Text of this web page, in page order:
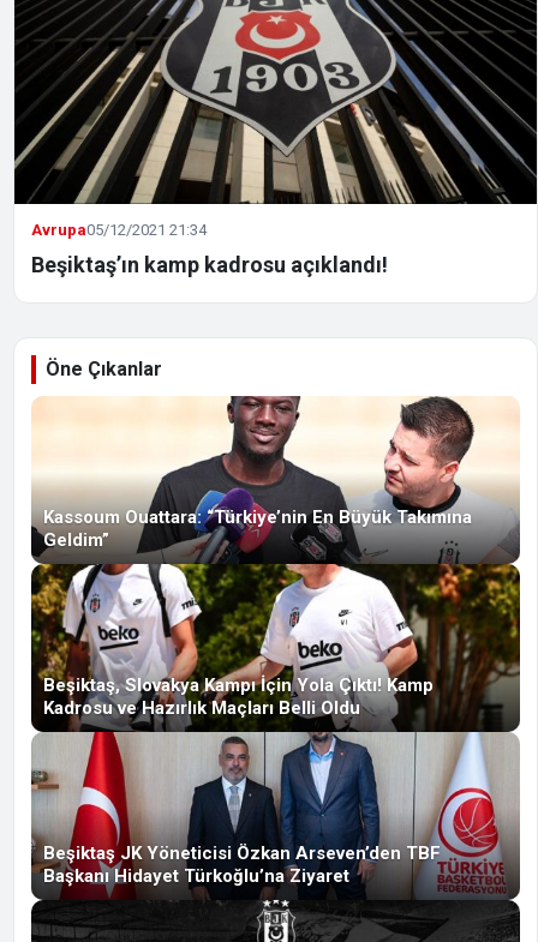
Avrupa05/12/2021 21:34
Beşiktaş’ın kamp kadrosu açıklandı!
Öne Çıkanlar
Kassoum Ouattara: “Türkiye’nin En Büyük Takımına
Geldim”
Beşiktaş, Slovakya Kampı İçin Yola Çıktı! Kamp
Kadrosu ve Hazırlık Maçları Belli Oldu
Beşiktaş JK Yöneticisi Özkan Arseven’den TBF
Başkanı Hidayet Türkoğlu’na Ziyaret